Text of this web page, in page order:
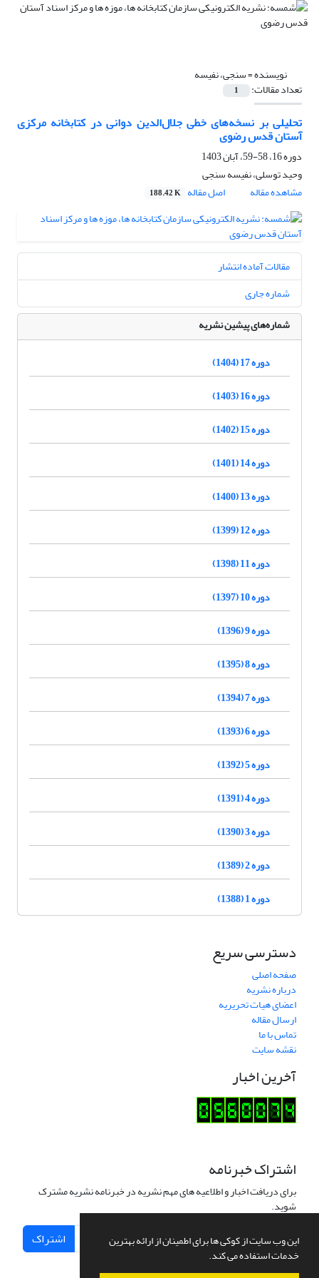
این وب سایت از کوکی ها برای اطمینان از ارائه بهترین
خدمات استفاده می کند.
نویسنده =سنجی، نفیسه
تعداد مقالات: 1
تحلیلی بر نسخه‌های خطی جلال‌الدین دوانی در کتابخانه مرکزی
آستان قدس رضوی
دوره 16، 58-59، آبان 1403
وحید توسلی، نفیسه سنجی
مشاهده مقاله
اصل مقاله 188.42 K
مقالات آماده انتشار
شماره جاری
شماره‌های پیشین نشریه
دوره 17 (1404)
دوره 16 (1403)
دوره 15 (1402)
دوره 14 (1401)
دوره 13 (1400)
دوره 12 (1399)
دوره 11 (1398)
دوره 10 (1397)
دوره 9 (1396)
دوره 8 (1395)
دوره 7 (1394)
دوره 6 (1393)
دوره 5 (1392)
دوره 4 (1391)
دوره 3 (1390)
دوره 2 (1389)
دوره 1 (1388)
دسترسی سریع
صفحه اصلی
درباره نشریه
اعضای هیات تحریریه
ارسال مقاله
تماس با ما
نقشه سایت
آخرین اخبار
اشتراک خبرنامه
برای دریافت اخبار و اطلاعیه های مهم نشریه در خبرنامه نشریه مشترک
شوید.
اشتراک